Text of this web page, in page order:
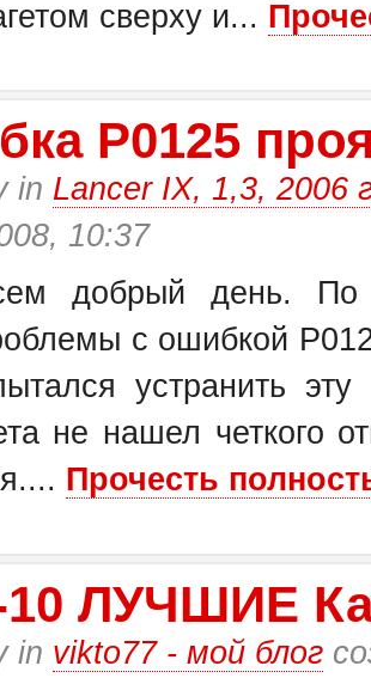
сверху и...
Р0125
in Lancer IX, 1,3, 2006
10:37
добрый день. По
с ошибкой
устранить
не нашел четкого
Прочесть
ЛУЧШИЕ
in vikto77 - мой блог